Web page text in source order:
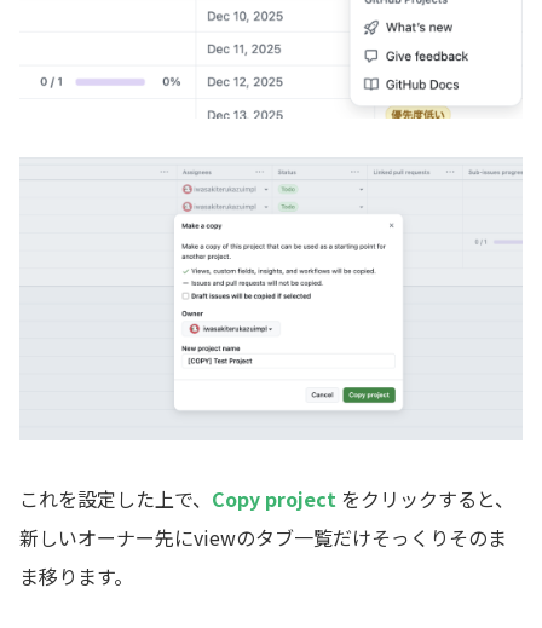
これを設定した上で、 Copy project をクリックすると、
新しいオーナー先にviewのタブ一覧だけそっくりそのま
ま移ります。